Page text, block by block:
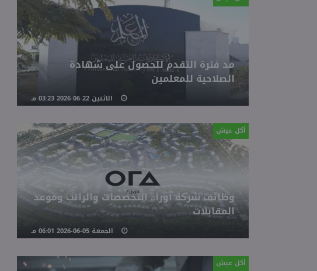
مد فترة التقدم للحصول على شهادة
الصلاحية للمعلمين
الاثنين 22-06-2026 03:23 مـ
أكل عيش
وظائف شركة أورا.. التخصصات والراتب وموعد
المقابلات
الجمعة 05-06-2026 06:01 مـ
أكل عيش